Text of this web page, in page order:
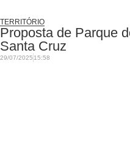
TERRITÓRIO
Proposta de Parque
Santa Cruz
29/07/2025 15:58